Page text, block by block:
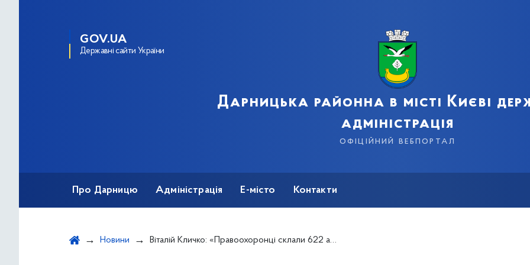
GOV.UA
Державні сайти України
Дарницька районна в місті Києві
адміністрація
офіційний вебпортал
Про Дарницю Адміністрація Е-місто Контакти
Новини Віталій Кличко: «Правоохоронці склали 622 адмінпротоколи щодо порушників обмежувальних заходів у столиці»